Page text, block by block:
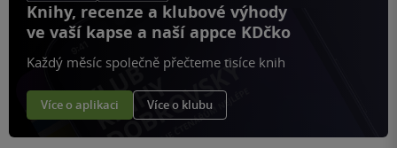
Knihy, recenze a klubové výhody
ve vaší kapse a naší appce KDčko
Každý měsíc společně přečteme tisíce knih
Více o aplikaci Více o klubu